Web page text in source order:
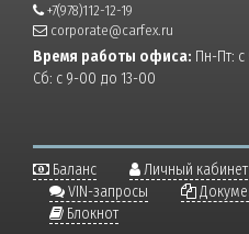
+7(978)112-12-19
corporate@carfex.ru
Время работы офиса: Пн-Пт:
Сб: с 9-00 до 13-00
Баланс Личный кабинет
VIN-запросы
Блокнот